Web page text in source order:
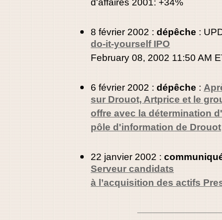
d'affaires 2001: +34%
8 février 2002 : dépêche :
do-it-yourself IPO
February 08, 2002 11:50 AM
6 février 2002 : dépêche :
sur Drouot, Artprice et le
offre avec la détermination
pôle d'information de Drouot
22 janvier 2002 :
Serveur candidats
à l’acquisition des actifs